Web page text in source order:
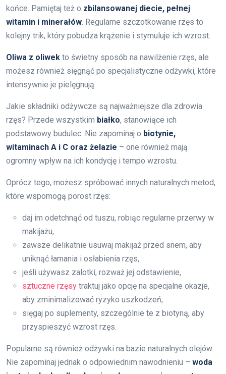
końce. Pamiętaj też o zbilansowanej diecie, pełnej
witamin i minerałów. Regularne szczotkowanie rzęs to
kolejny trik, który pobudza krążenie i stymuluje ich wzrost.
Oliwa z oliwek to świetny sposób na nawilżenie rzęs, ale
możesz również sięgnąć po specjalistyczne odżywki, które
intensywnie je pielęgnują.
Jakie składniki odżywcze są najważniejsze dla zdrowia
rzęs? Przede wszystkim białko, stanowiące ich
podstawowy budulec. Nie zapominaj o biotynie,
witaminach A i C oraz żelazie – one również mają
ogromny wpływ na ich kondycję i tempo wzrostu.
Oprócz tego, możesz spróbować innych naturalnych metod,
które wspomogą porost rzęs:
daj im odetchnąć od tuszu, robiąc regularne przerwy w
makijażu,
zawsze delikatnie usuwaj makijaż przed snem, aby
uniknąć łamania i osłabienia rzęs,
jeśli używasz zalotki, rozważ jej odstawienie,
sztuczne rzęsy traktuj jako opcję na specjalne okazje,
aby zminimalizować ryzyko uszkodzeń,
sięgaj po suplementy, szczególnie te z biotyną, aby
przyspieszyć wzrost rzęs.
Popularne są również odżywki na bazie naturalnych olejów.
Nie zapominaj jednak o odpowiednim nawodnieniu – woda